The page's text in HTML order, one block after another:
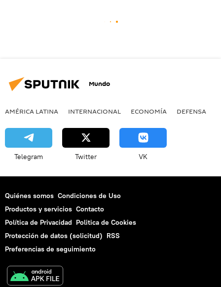
Mundo
AMÉRICA LATINA INTERNACIONAL ECONOMÍA DEFENSA
Telegram Twitter VK
Quiénes somos Condiciones de Uso
Productos y servicios Contacto
Política de Privacidad Politica de Cookies
Protección de datos (solicitud) RSS
Preferencias de seguimiento